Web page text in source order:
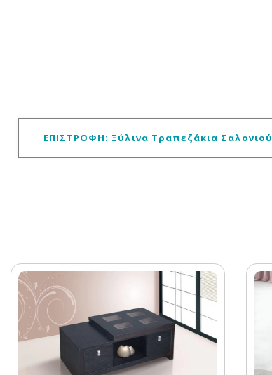
ΕΠΙΣΤΡΟΦΗ: Ξύλινα Τραπεζάκια Σαλονιού